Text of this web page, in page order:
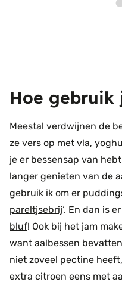
Hoe gebruik
Meestal verdwijnen de
ze vers op met vla,
je er bessensap van
langer genieten van de
gebruik ik om er
pareltjsebrij‘. En dan is
bluf! Ook bij het jam
want aalbessen
niet zoveel pectine
extra citroen eens met